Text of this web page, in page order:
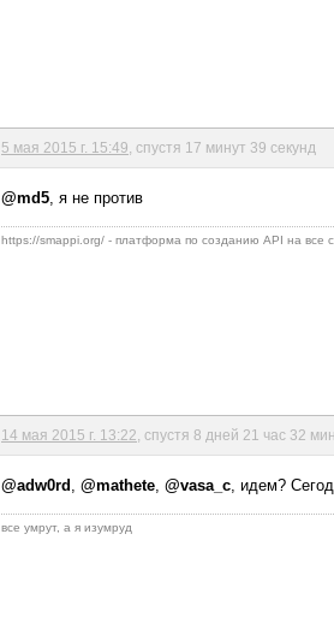
5 мая 2015 г. 15:49 , спустя 17 минут 39 секунд
@md5, я не против
https://smappi.org/ - платформа по созданию API на все
14 мая 2015 г. 13:22 , спустя 8 дней 21 час 32
@adw0rd , @mathete, @vasa_c, идем?
все умрут, а я изумруд